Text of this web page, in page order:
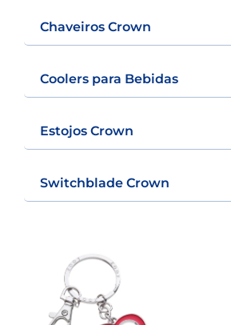
Chaveiros Crown
Coolers para Bebidas
Estojos Crown
Switchblade Crown